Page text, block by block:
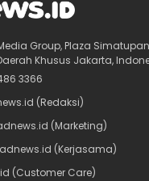
Group, Plaza
Khusus Jakarta,
3366
(Redaksi)
(Marketing)
(Kerjasama)
(Customer Care)